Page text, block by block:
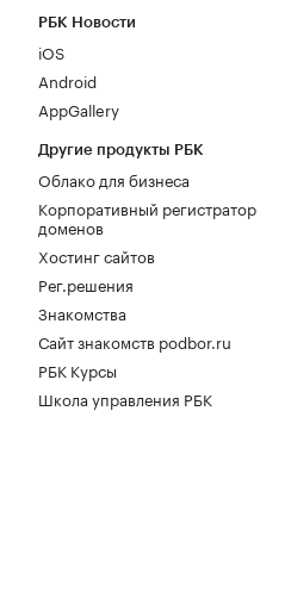
РБК Новости
iOS
Android
AppGallery
Другие продукты РБК
Облако для бизнеса
Корпоративный регистратор
доменов
Хостинг сайтов
Рег.решения
Знакомства
Сайт знакомств podbor.ru
РБК Курсы
Школа управления РБК